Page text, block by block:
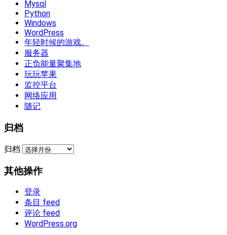
Mysql
Python
Windows
WordPress
年轻时候的游戏。
服务器
正负能量聚集地
玩玩苹果
监控平台
网络应用
随记
归档
归档
其他操作
登录
条目 feed
评论 feed
WordPress.org